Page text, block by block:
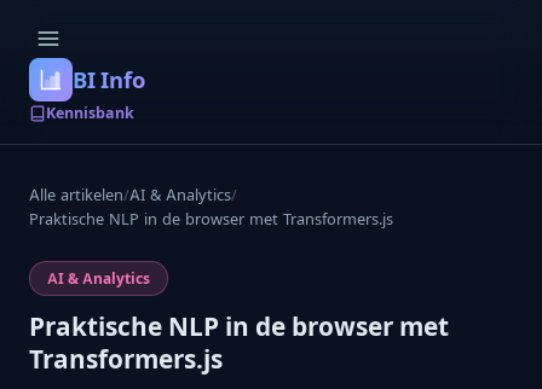
BI Info
Kennisbank
Alle artikelen/AI & Analytics/
Praktische NLP in de browser met Transformers.js
AI & Analytics
Praktische NLP in de browser met
Transformers.js